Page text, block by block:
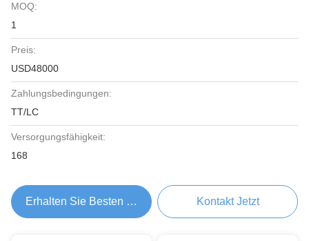
MOQ:
1
Preis:
USD48000
Zahlungsbedingungen:
TT/LC
Versorgungsfähigkeit:
168
Erhalten Sie Besten Preis Kontakt Jetzt